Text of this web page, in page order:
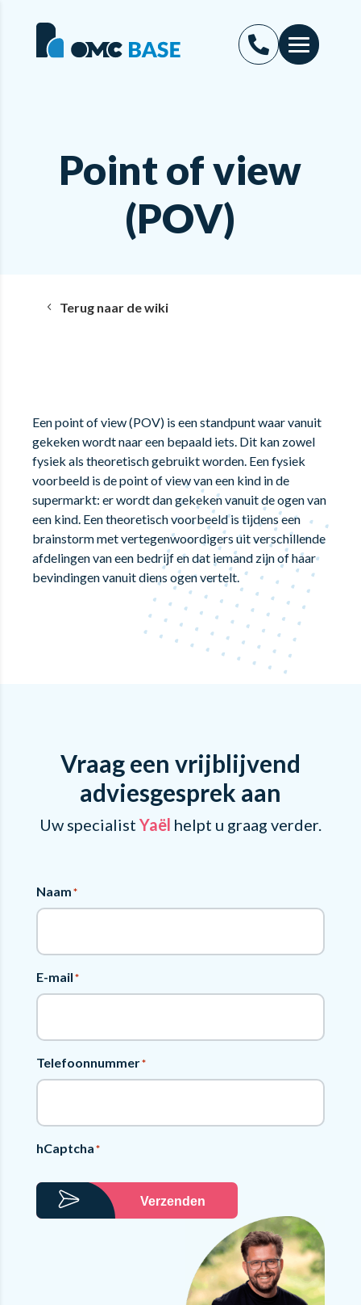
Point of view
(POV)
Terug naar de wiki
Een point of view (POV) is een standpunt waar vanuit
gekeken wordt naar een bepaald iets. Dit kan zowel
fysiek als theoretisch gebruikt worden. Een fysiek
voorbeeld is de point of view van een kind in de
supermarkt: er wordt dan gekeken vanuit de ogen van
een kind. Een theoretisch voorbeeld is tijdens een
brainstorm met vertegenwoordigers uit verschillende
afdelingen van een bedrijf en dat iemand zijn of haar
bevindingen vanuit diens ogen vertelt.
Vraag een vrijblijvend
adviesgesprek aan
Uw specialist Yaël helpt u graag verder.
Naam*
E-mail*
Telefoonnummer*
hCaptcha*
Verzenden